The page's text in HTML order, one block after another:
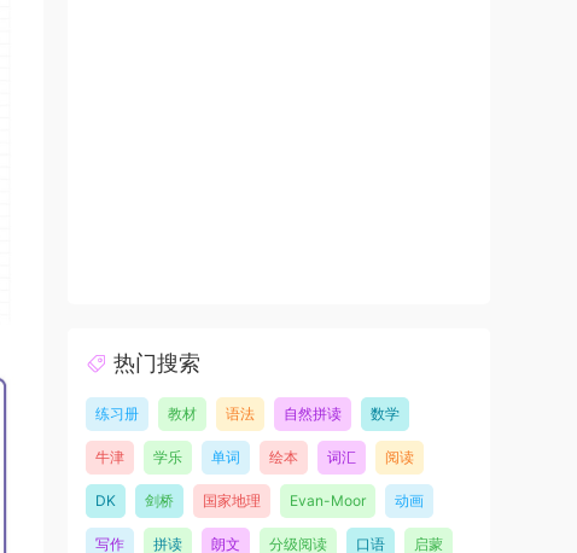
热门搜索
练习册 教材 语法 自然拼读 数学
牛津 学乐 单词 绘本 词汇 阅读
DK 剑桥 国家地理 Evan-Moor 动画
写作 拼读 朗文 分级阅读 口语 启蒙